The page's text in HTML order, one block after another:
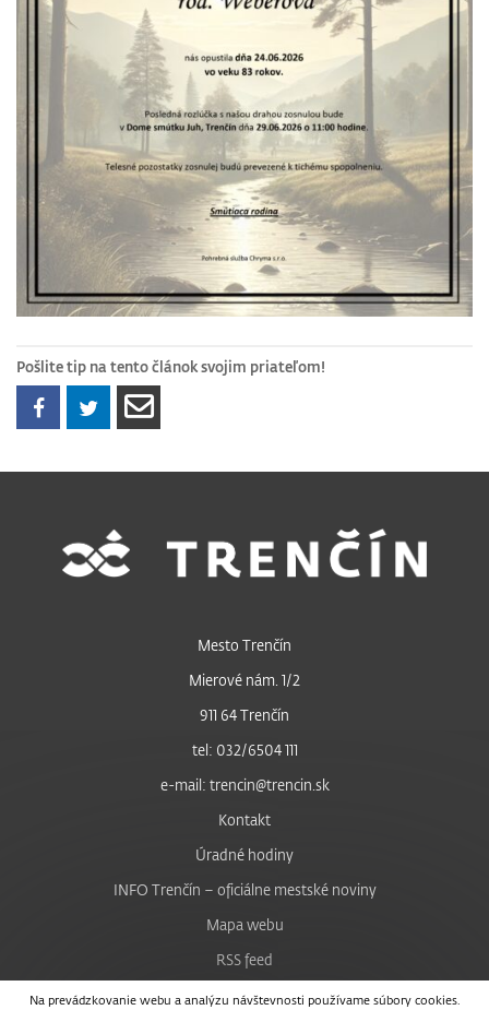
Pošlite tip na tento článok svojim priateľom!
Na prevádzkovanie webu a analýzu návštevnosti používame súbory cookies.
Mesto Trenčín
Mierové nám. 1/2
911 64 Trenčín
tel: 032/6504 111
e-mail: trencin@trencin.sk
Kontakt
Úradné hodiny
INFO Trenčín – oficiálne mestské noviny
Mapa webu
RSS feed
Nastavenie cookies